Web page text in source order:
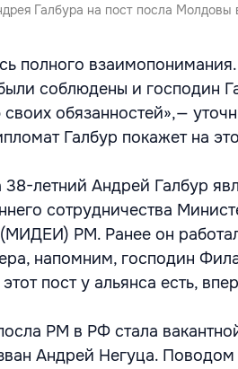
Галбура на пост посла
полного
соблюдены и господин
обязанностей»,—
Галбур покажет на
летний Андрей Галбур
сотрудничества
РМ. Ранее он
напомним, господин
пост у альянса есть,
РМ в РФ стала
Андрей Негуца.